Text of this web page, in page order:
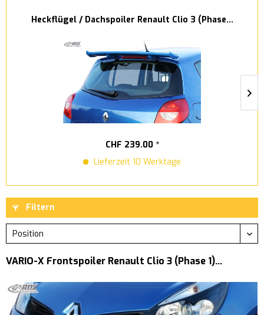
Heckflügel / Dachspoiler Renault Clio 3 (Phase...
CHF 239.00 *
Lieferzeit 10 Werktage
Filtern
VARIO-X Frontspoiler Renault Clio 3 (Phase 1)...